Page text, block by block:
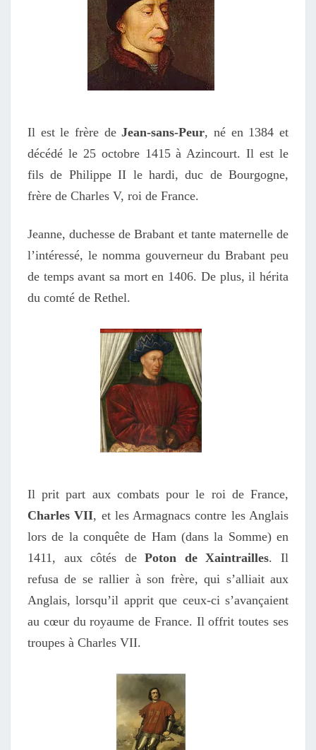
Il est le frère deJean-sans-Peur, né en 1384 et
décédé le 25 octobre 1415 à Azincourt. Il est le
fils de Philippe II le hardi, duc de Bourgogne,
frère de Charles V, roi de France.
Jeanne, duchesse de Brabant et tante maternelle de
l’intéressé, le nomma gouverneur du Brabant peu
de temps avant sa mort en 1406. De plus, il hérita
du comté de Rethel.
Il prit part aux combats pour le roi de France,
Charles VII, et les Armagnacs contre les Anglais
lors de la conquête de Ham (dans la Somme) en
1411, aux côtés dePoton de Xaintrailles. Il
refusa de se rallier à son frère, qui s’alliait aux
Anglais, lorsqu’il apprit que ceux-ci s’avançaient
au cœur du royaume de France. Il offrit toutes ses
troupes à Charles VII.